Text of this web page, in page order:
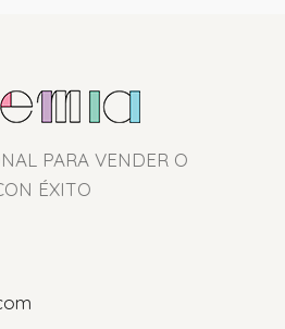
PARA VENDER O
ÉXITO